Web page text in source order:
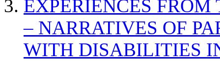
EXPERIENCES
– NARRATIVES OF
WITH DISABILITIES